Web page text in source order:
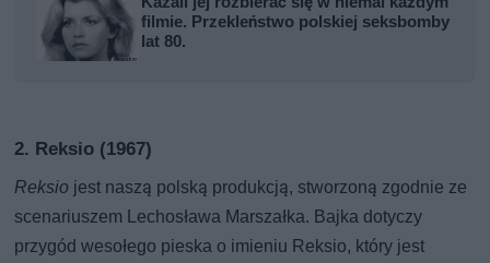
filmie. Przekleństwo polskiej seksbomby
lat 80.
2. Reksio (1967)
Reksio jest naszą polską produkcją, stworzoną zgodnie ze
scenariuszem Lechosława Marszałka. Bajka dotyczy
przygód wesołego pieska o imieniu Reksio, który jest